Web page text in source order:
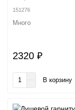
151276
Много
2320 ₽
В корзину